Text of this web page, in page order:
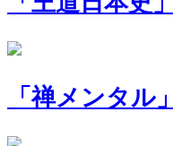
「禅メンタル